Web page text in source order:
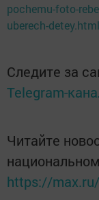
pochemu-foto-
uberech-detey.html
Следите за
Telegram-
Читайте
https://